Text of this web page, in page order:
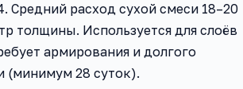
Средний расход сухой смеси 18–20
толщины. Используется для слоёв
армирования и долгого
(минимум 28 суток).